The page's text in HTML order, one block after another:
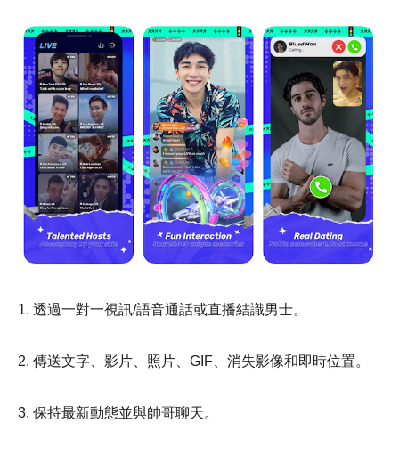
1. 透過一對一視訊/語音通話或直播結識男士。
2. 傳送文字、影片、照片、GIF、消失影像和即時位置。
3. 保持最新動態並與帥哥聊天。